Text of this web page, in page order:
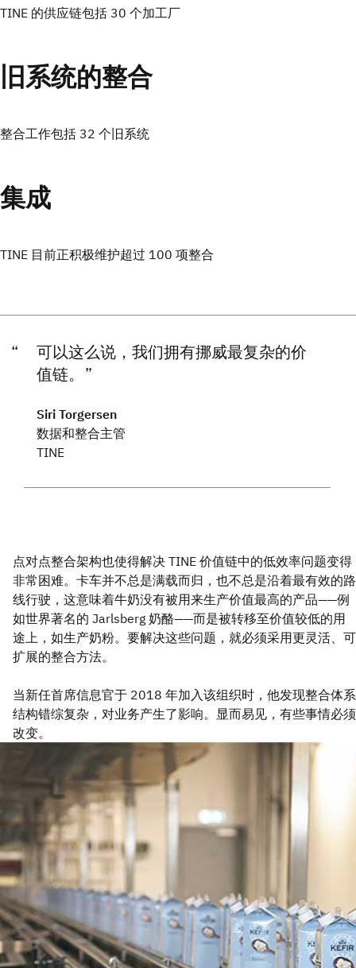
TINE 的供应链包括 30 个加工厂
旧系统的整合
整合工作包括 32 个旧系统
集成
TINE 目前正积极维护超过 100 项整合
可以这么说，我们拥有挪威最复杂的价
值链。
Siri Torgersen
数据和整合主管
TINE
点对点整合架构也使得解决 TINE 价值链中的低效率问题变得
非常困难。卡车并不总是满载而归，也不总是沿着最有效的路
线行驶，这意味着牛奶没有被用来生产价值最高的产品——例
如世界著名的 Jarlsberg 奶酪——而是被转移至价值较低的用
途上，如生产奶粉。要解决这些问题，就必须采用更灵活、可
扩展的整合方法。
当新任首席信息官于 2018 年加入该组织时，他发现整合体系
结构错综复杂，对业务产生了影响。显而易见，有些事情必须
改变。